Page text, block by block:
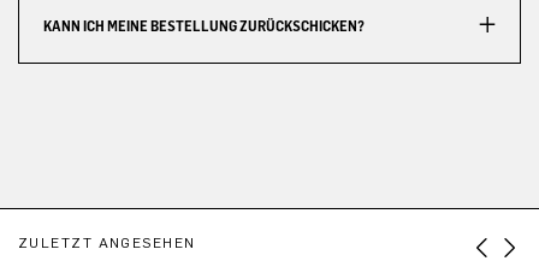
KANN ICH MEINE BESTELLUNG ZURÜCKSCHICKEN?
ZULETZT ANGESEHEN